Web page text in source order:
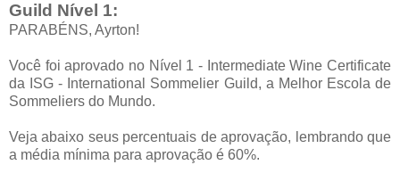
Guild Nível 1:
PARABÉNS, Ayrton!
Você foi aprovado no Nível 1 - Intermediate Wine Certificate
da ISG - International Sommelier Guild, a Melhor Escola de
Sommeliers do Mundo.
Veja abaixo seus percentuais de aprovação, lembrando que
a média mínima para aprovação é 60%.